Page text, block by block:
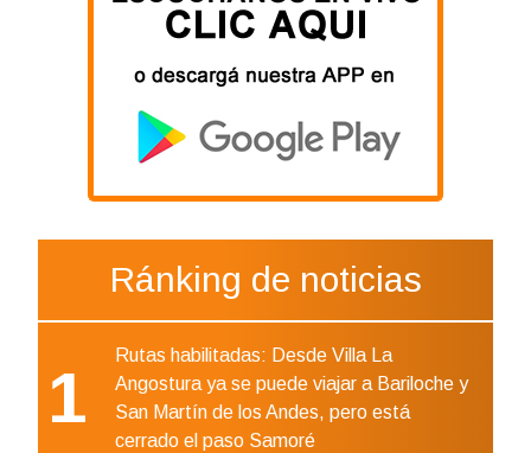
Ránking de noticias
1
Rutas habilitadas: Desde Villa La
Angostura ya se puede viajar a Bariloche y
San Martín de los Andes, pero está
cerrado el paso Samoré